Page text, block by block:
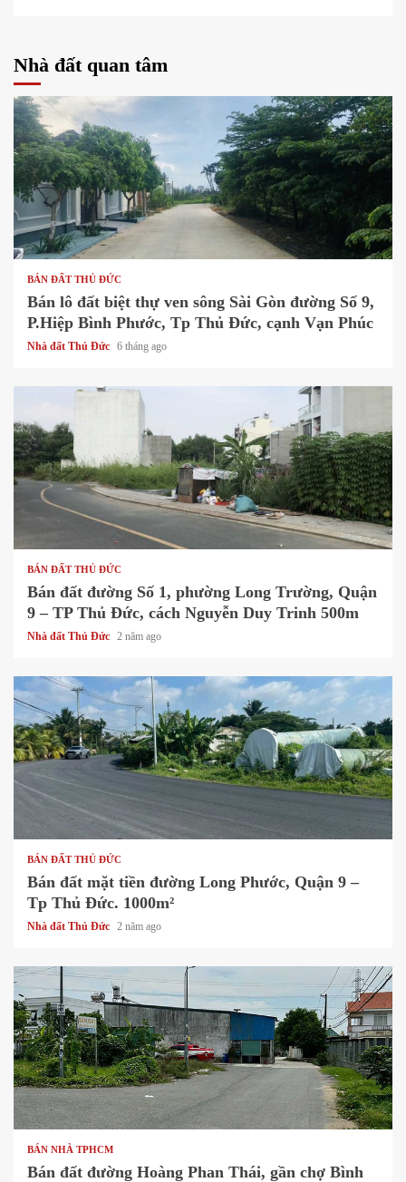
Nhà đất quan tâm
1 min read
BÁN ĐẤT THỦ ĐỨC
Bán lô đất biệt thự ven sông Sài Gòn đường Số 9,
P.Hiệp Bình Phước, Tp Thủ Đức, cạnh Vạn Phúc
Nhà đất Thủ Đức 6 tháng ago
1 min read
BÁN ĐẤT THỦ ĐỨC
Bán đất đường Số 1, phường Long Trường, Quận
9 – TP Thủ Đức, cách Nguyễn Duy Trinh 500m
Nhà đất Thủ Đức 2 năm ago
1 min read
BÁN ĐẤT THỦ ĐỨC
Bán đất mặt tiền đường Long Phước, Quận 9 –
Tp Thủ Đức. 1000m²
Nhà đất Thủ Đức 2 năm ago
1 min read
BÁN NHÀ TPHCM
Bán đất đường Hoàng Phan Thái, gần chợ Bình